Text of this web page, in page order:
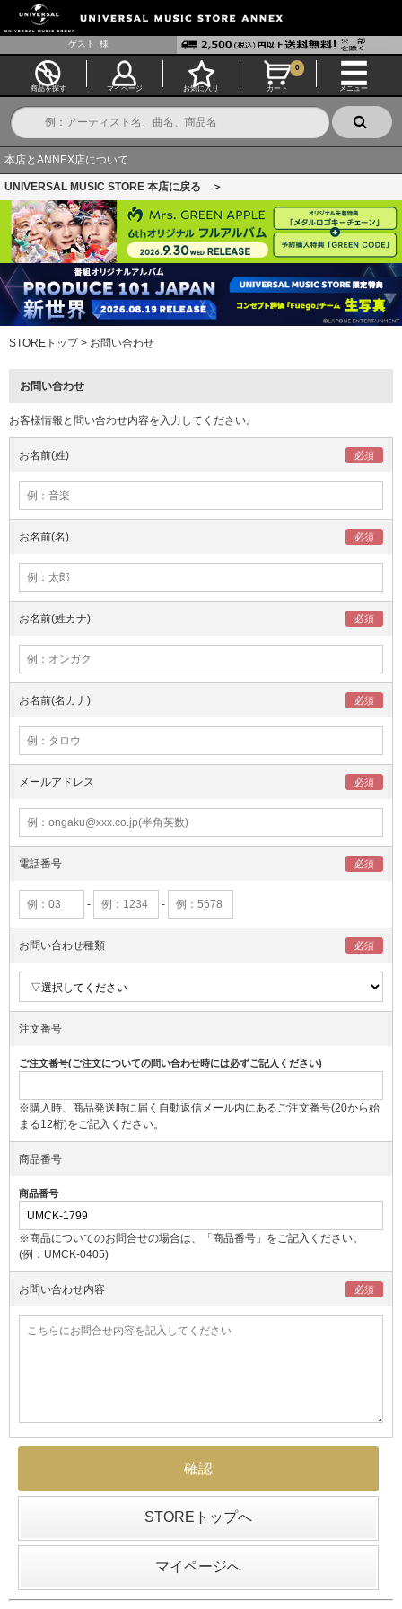
ゲスト 様
商品を探す マイページ お気に入り カート
0
メニュー
本店とANNEX店について
UNIVERSAL MUSIC STORE 本店に戻る ＞
STOREトップ> お問い合わせ
お問い合わせ
お客様情報と問い合わせ内容を入力してください。
お名前(姓)
お名前(名)
お名前(姓カナ)
お名前(名カナ)
メールアドレス
電話番号
- -
お問い合わせ種類
注文番号
ご注文番号(ご注文についての問い合わせ時には必ずご記入ください)
※購入時、商品発送時に届く自動返信メール内にあるご注文番号(20から始
まる12桁)をご記入ください。
商品番号
商品番号
※商品についてのお問合せの場合は、「商品番号」をご記入ください。
(例：UMCK-0405)
お問い合わせ内容
STOREトップへ
マイページへ